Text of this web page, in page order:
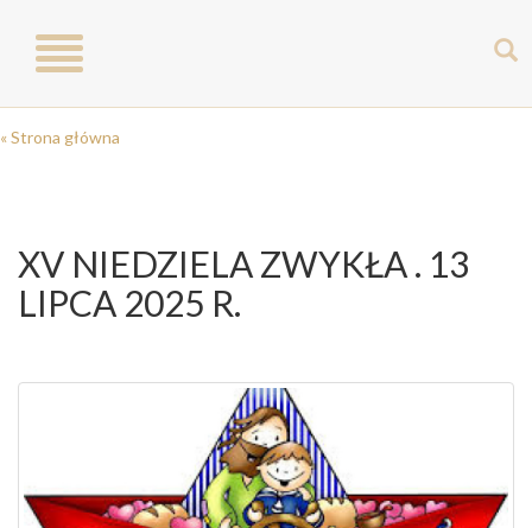
Toggle
navigation
« Strona główna
XV NIEDZIELA ZWYKŁA . 13
LIPCA 2025 R.